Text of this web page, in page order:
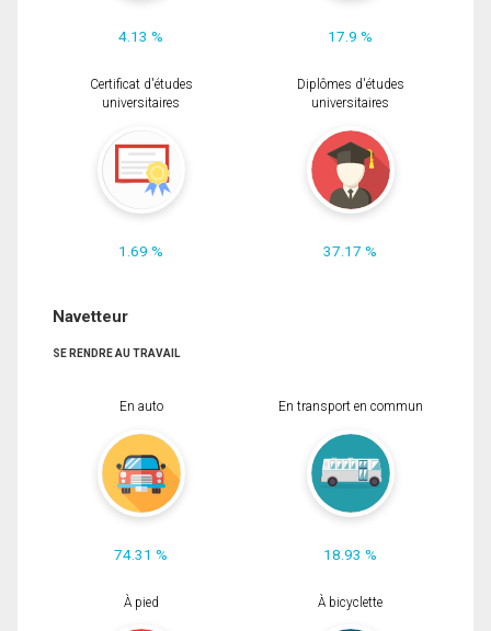
4.13 % 17.9 %
Certificat d'études
universitaires
1.69 %
Diplômes d'études
universitaires
37.17 %
Navetteur
SE RENDRE AU TRAVAIL
En auto
74.31 %
En transport en commun
18.93 %
À pied À bicyclette